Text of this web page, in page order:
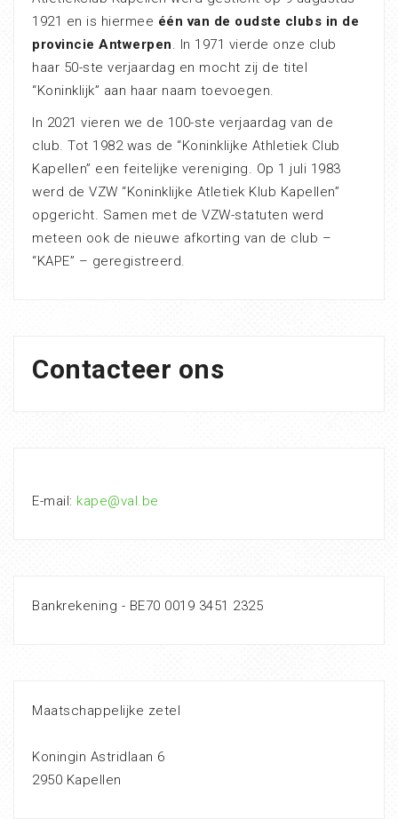
1921 en is hiermee één van de oudste clubs in de
provincie Antwerpen . In 1971 vierde onze club
haar 50-ste verjaardag en mocht zij de titel
“Koninklijk” aan haar naam toevoegen.
In 2021 vieren we de 100-ste verjaardag van de
club. Tot 1982 was de “Koninklijke Athletiek Club
Kapellen” een feitelijke vereniging. Op 1 juli 1983
werd de VZW “Koninklijke Atletiek Klub Kapellen”
opgericht. Samen met de VZW-statuten werd
meteen ook de nieuwe afkorting van de club –
“KAPE” – geregistreerd.
Contacteer ons
E-mail: kape@val.be
Bankrekening - BE70 0019 3451 2325
Maatschappelijke zetel
Koningin Astridlaan 6
2950 Kapellen